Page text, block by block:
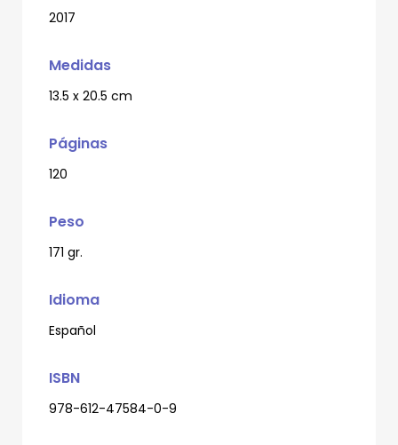
2017
Medidas
13.5 x 20.5 cm
Páginas
120
Peso
171 gr.
Idioma
Español
ISBN
978-612-47584-0-9